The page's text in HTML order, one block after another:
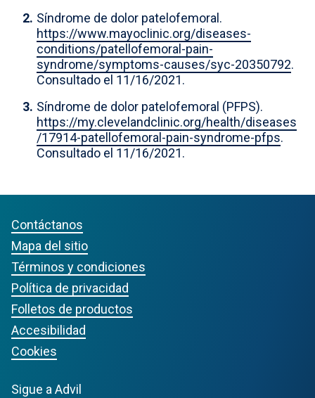
Síndrome de dolor patelofemoral.
https://www.mayoclinic.org/diseases-
conditions/patellofemoral-pain-
syndrome/symptoms-causes/syc-20350792.
Consultado el 11/16/2021.
Síndrome de dolor patelofemoral (PFPS).
https://my.clevelandclinic.org/health/diseases
/17914-patellofemoral-pain-syndrome-pfps.
Consultado el 11/16/2021.
Contáctanos
Mapa del sitio
Términos y condiciones
Política de privacidad
Folletos de productos
Accesibilidad
Cookies
Sigue a Advil